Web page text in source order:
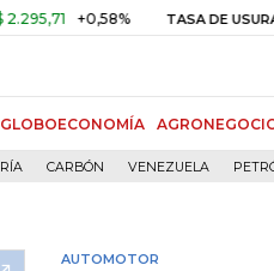
+0,58% TASA DE USURA
GLOBOECONOMÍA
CARBÓN VENEZUELA
AUTOMOTOR